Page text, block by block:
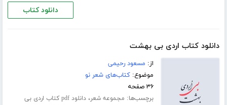
دانلود کتاب
دانلود کتاب اردی بی بهشت
از: مسعود رحیمی
موضوع:کتاب‌های شعر نو
۳۶ صفحه
برچسب‌ها: مجموعه شعر،
دانلود pdf کتاب اردی بی